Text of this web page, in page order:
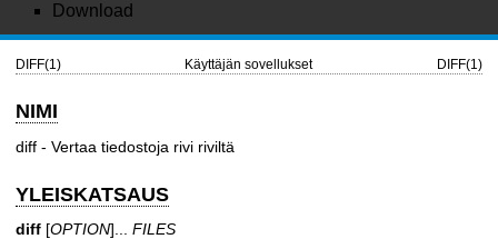
Download
DIFF(1) Käyttäjän sovellukset DIFF(1)
NIMI
diff - Vertaa tiedostoja rivi riviltä
YLEISKATSAUS
diff [OPTION]... FILES